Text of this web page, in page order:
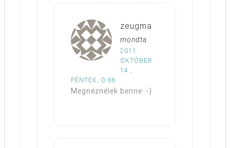
zeugma
mondta
2011.
OKTÓBER
14.,
PÉNTEK, 0:06
Megnéznélek benne :-)